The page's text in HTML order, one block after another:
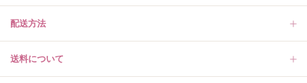
配送方法
送料について